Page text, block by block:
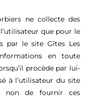
ne collecte des
que pour le
par le site Gîtes Les
en toute
procède par lui-
à l’utilisateur du site
non de fournir ces